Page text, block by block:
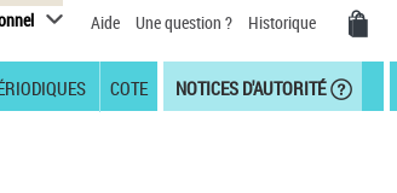
Aide Une question ? Historique
COTE NOTICES D'AUTORITÉ